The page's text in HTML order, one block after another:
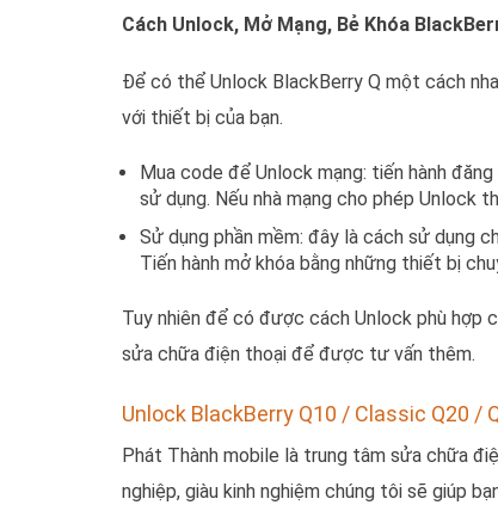
Cách Unlock, Mở Mạng, Bẻ Khóa
Để có thể Unlock BlackBerry Q một cách
với thiết bị của bạn.
Mua code để Unlock mạng: tiến hành
sử dụng. Nếu nhà mạng cho phép Unlock
Sử dụng phần mềm: đây là cách sử dụng
Tiến hành mở khóa bằng những thiết bị
Tuy nhiên để có được cách Unlock phù hợp
sửa chữa điện thoại để được tư vấn thêm.
Unlock BlackBerry Q10 / Classic Q20 /
Phát Thành mobile là trung tâm sửa chữa
nghiệp, giàu kinh nghiệm chúng tôi sẽ giúp